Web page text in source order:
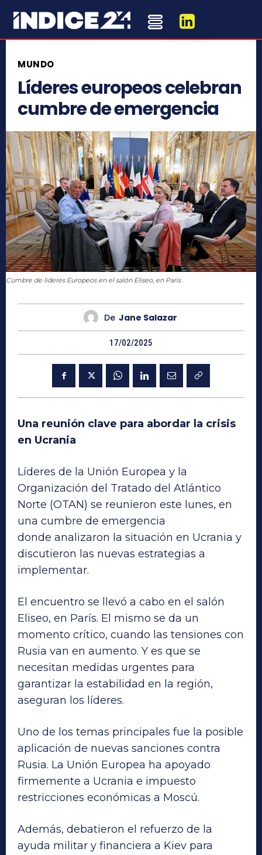
MUNDO
Líderes europeos celebran
cumbre de emergencia
Cumbre de líderes Europeos en el salón Eliseo, en Paris
De Jane Salazar
17/02/2025
Una reunión clave para abordar la crisis
en Ucrania
Líderes de la Unión Europea y la
Organización del Tratado del Atlántico
Norte (OTAN) se reunieron este lunes, en
una cumbre de emergencia
donde analizaron la situación en Ucrania y
discutieron las nuevas estrategias a
implementar.
El encuentro se llevó a cabo en el salón
Eliseo, en París. El mismo se da un
momento crítico, cuando las tensiones con
Rusia van en aumento. Y es que se
necesitan medidas urgentes para
garantizar la estabilidad en la región,
aseguran los líderes.
Uno de los temas principales fue la posible
aplicación de nuevas sanciones contra
Rusia. La Unión Europea ha apoyado
firmemente a Ucrania e impuesto
restricciones económicas a Moscú.
Además, debatieron el refuerzo de la
ayuda militar y financiera a Kiev para